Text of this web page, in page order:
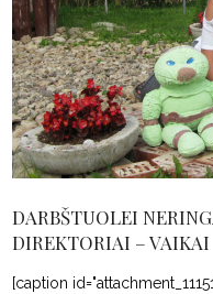
DARBŠTUOLEI
DIREKTORIAI – VAIKAI
[caption